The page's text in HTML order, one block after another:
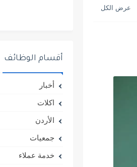
أقسام الوظائف
أخبار
اكلات
الأردن
جمعيات
خدمة عملاء